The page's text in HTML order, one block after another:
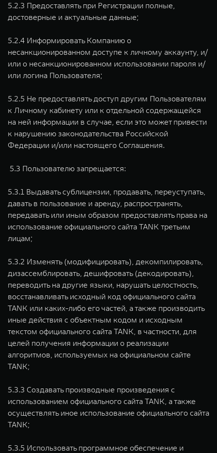
5.2.3 Предоставлять при Регистрации полные,
достоверные и актуальные данные;
5.2.4 Информировать Компанию о
несанкционированном доступе к личному аккаунту, и/
или о несанкционированном использовании пароля и/
или логина Пользователя;
5.2.5 Не предоставлять доступ другим Пользователям
к Личному кабинету или к отдельной содержащейся
на ней информации в случае, если это может привести
к нарушению законодательства Российской
Федерации и/или настоящего Соглашения.
5.3 Пользователю запрещается:
5.3.1 Выдавать сублицензии, продавать, переуступать,
давать в пользование и аренду, распространять,
передавать или иным образом предоставлять права на
использование официального сайта TANK третьим
лицам;
5.3.2 Изменять (модифицировать), декомпилировать,
дизассемблировать, дешифровать (декодировать),
переводить на другие языки, нарушать целостность,
восстанавливать исходный код официального сайта
TANK или каких-либо его частей, а также производить
иные действия с объектным кодом и исходным
текстом официального сайта TANK, в частности, для
целей получения информации о реализации
алгоритмов, используемых на официальном сайте
TANK;
5.3.3 Создавать производные произведения с
использованием официального сайта TANK, а также
осуществлять иное использование официального сайта
TANK;
5.3.5 Использовать программное обеспечение и